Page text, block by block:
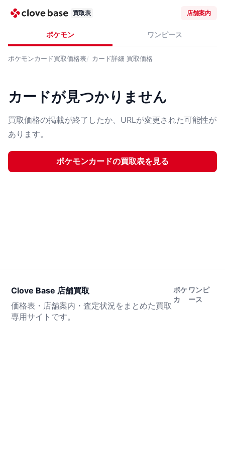
買取表 店舗案内
ポケモン ワンピース
ポケモンカード買取価格表 カード詳細 買取価格
カードが見つかりません
買取価格の掲載が終了したか、URLが変更された可能性が
あります。
ポケモンカードの買取表を見る
Clove Base 店舗買取
価格表・店舗案内・査定状況をまとめた買取
専用サイトです。
ポケ
カ
ワンピ
ース